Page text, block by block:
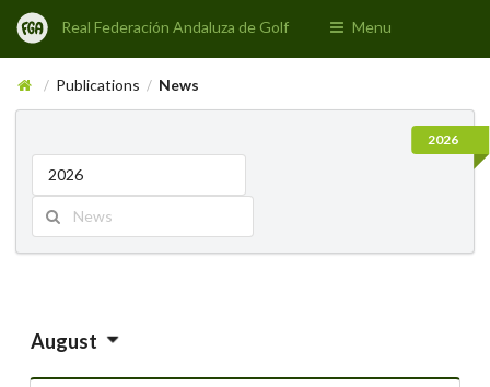
Real Federación Andaluza de Golf Menu
/ Publications / News
2026
2026
August